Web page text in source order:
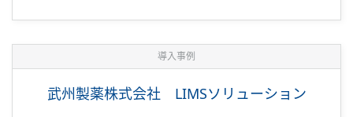
導入事例
武州製薬株式会社 LIMSソリューション